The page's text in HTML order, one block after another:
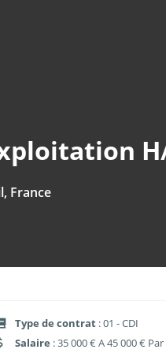
France
Type de contrat : 01 - CDI
Salaire : 35 000 € A 45 000 €